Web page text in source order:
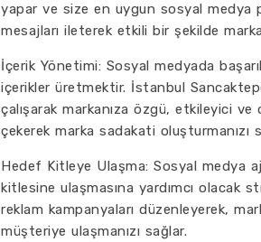
yapar ve size en uygun sosyal medya
mesajları ileterek etkili bir şekilde marka
İçerik Yönetimi: Sosyal medyada
içerikler üretmektir. İstanbul
çalışarak markanıza özgü, etkileyici
çekerek marka sadakati oluşturmanızı
Hedef Kitleye Ulaşma: Sosyal medya
kitlesine ulaşmasına yardımcı olacak
reklam kampanyaları düzenleyerek,
müşteriye ulaşmanızı sağlar.